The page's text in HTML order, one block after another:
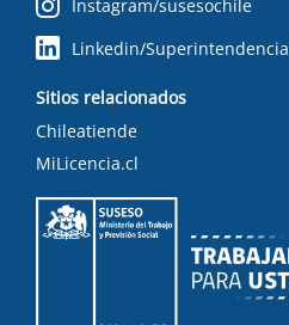
Instagram/susesochile
Linkedin/
Sitios relacionados
Chileatiende
MiLicencia.cl